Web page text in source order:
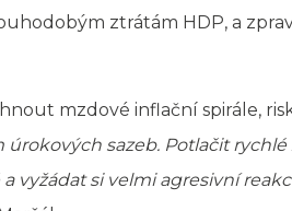
ztrátám HDP, a
mzdové inflační spirále,
sazeb. Potlačit
si velmi agresivní